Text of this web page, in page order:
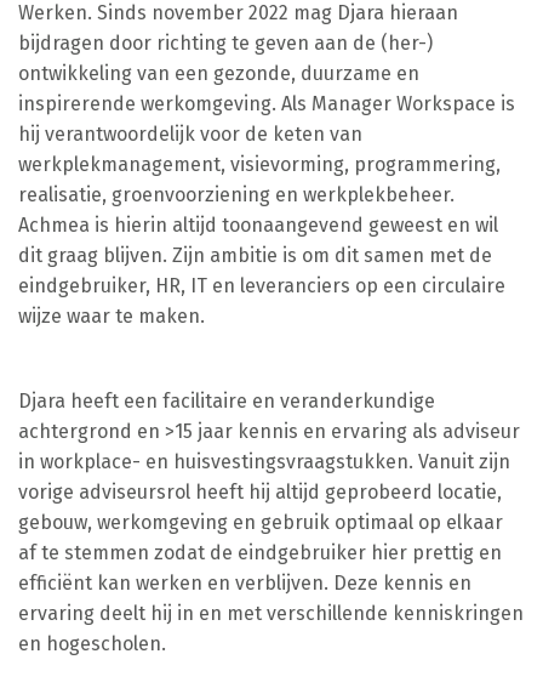
Werken. Sinds november 2022 mag Djara hieraan
bijdragen door richting te geven aan de (her-)
ontwikkeling van een gezonde, duurzame en
inspirerende werkomgeving. Als Manager Workspace is
hij verantwoordelijk voor de keten van
werkplekmanagement, visievorming, programmering,
realisatie, groenvoorziening en werkplekbeheer.
Achmea is hierin altijd toonaangevend geweest en wil
dit graag blijven. Zijn ambitie is om dit samen met de
eindgebruiker, HR, IT en leveranciers op een circulaire
wijze waar te maken.
Djara heeft een facilitaire en veranderkundige
achtergrond en >15 jaar kennis en ervaring als adviseur
in workplace- en huisvestingsvraagstukken. Vanuit zijn
vorige adviseursrol heeft hij altijd geprobeerd locatie,
gebouw, werkomgeving en gebruik optimaal op elkaar
af te stemmen zodat de eindgebruiker hier prettig en
efficiënt kan werken en verblijven. Deze kennis en
ervaring deelt hij in en met verschillende kenniskringen
en hogescholen.